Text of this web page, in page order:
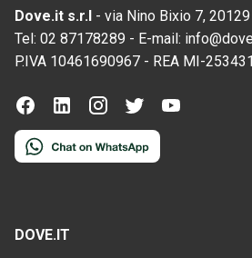
Dove.it s.r.l - via Nino Bixio 7,
Tel: 02 87178289 - E-mail:
P.IVA 10461690967 - REA MI-
DOVE.IT